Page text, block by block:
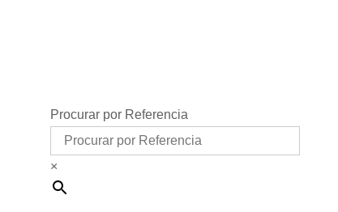
Procurar por Referencia
×